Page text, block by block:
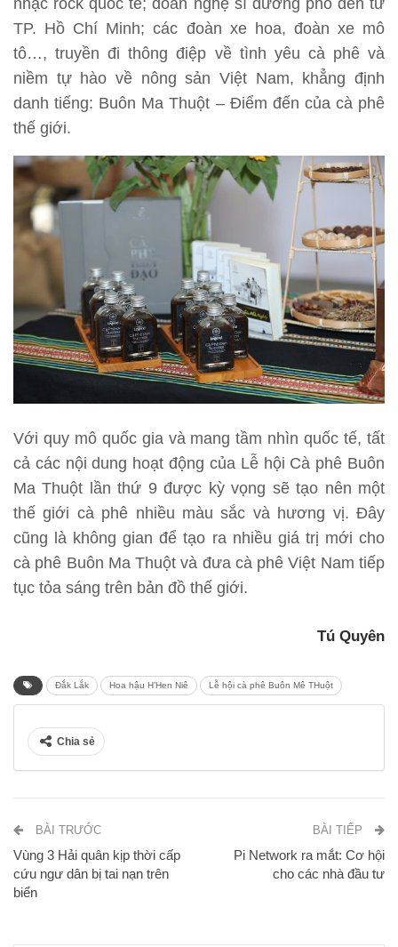
nhạc rock quốc tế; đoàn nghệ sĩ đường phố đến từ
TP. Hồ Chí Minh; các đoàn xe hoa, đoàn xe mô
tô…, truyền đi thông điệp về tình yêu cà phê và
niềm tự hào về nông sản Việt Nam, khẳng định
danh tiếng: Buôn Ma Thuột – Điểm đến của cà phê
thế giới.
Với quy mô quốc gia và mang tầm nhìn quốc tế, tất
cả các nội dung hoạt động của Lễ hội Cà phê Buôn
Ma Thuột lần thứ 9 được kỳ vọng sẽ tạo nên một
thế giới cà phê nhiều màu sắc và hương vị. Đây
cũng là không gian để tạo ra nhiều giá trị mới cho
cà phê Buôn Ma Thuột và đưa cà phê Việt Nam tiếp
tục tỏa sáng trên bản đồ thế giới.
Tú Quyên
Đắk Lắk Hoa hậu H’Hen Niê Lễ hội cà phê Buôn Mê THuột
Chia sẻ
BÀI TRƯỚC
Vùng 3 Hải quân kịp thời cấp
cứu ngư dân bị tai nạn trên
biển
BÀI TIẾP
Pi Network ra mắt: Cơ hội
cho các nhà đầu tư